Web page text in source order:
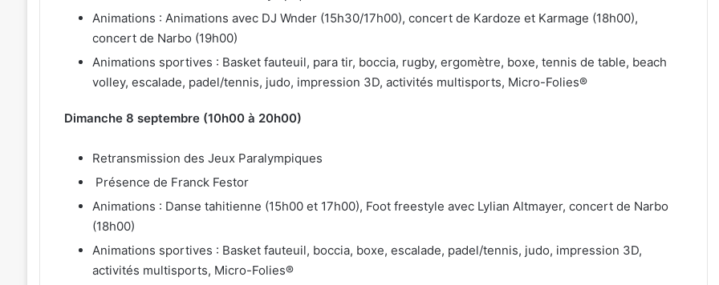
Animations : Animations avec DJ Wnder (15h30/17h00), concert de Kardoze et Karmage (18h00),
concert de Narbo (19h00)
Animations sportives : Basket fauteuil, para tir, boccia, rugby, ergomètre, boxe, tennis de table, beach
volley, escalade, padel/tennis, judo, impression 3D, activités multisports, Micro-Folies®
Dimanche 8 septembre (10h00 à 20h00)
Retransmission des Jeux Paralympiques
Présence de Franck Festor
Animations : Danse tahitienne (15h00 et 17h00), Foot freestyle avec Lylian Altmayer, concert de Narbo
(18h00)
Animations sportives : Basket fauteuil, boccia, boxe, escalade, padel/tennis, judo, impression 3D,
activités multisports, Micro-Folies®